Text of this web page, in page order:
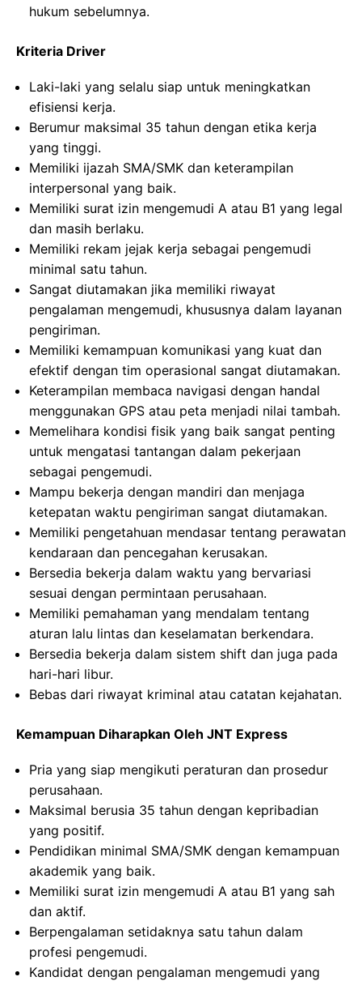
hukum sebelumnya.
Kriteria Driver
Laki-laki yang selalu siap untuk meningkatkan
efisiensi kerja.
Berumur maksimal 35 tahun dengan etika kerja
yang tinggi.
Memiliki ijazah SMA/SMK dan keterampilan
interpersonal yang baik.
Memiliki surat izin mengemudi A atau B1 yang legal
dan masih berlaku.
Memiliki rekam jejak kerja sebagai pengemudi
minimal satu tahun.
Sangat diutamakan jika memiliki riwayat
pengalaman mengemudi, khususnya dalam layanan
pengiriman.
Memiliki kemampuan komunikasi yang kuat dan
efektif dengan tim operasional sangat diutamakan.
Keterampilan membaca navigasi dengan handal
menggunakan GPS atau peta menjadi nilai tambah.
Memelihara kondisi fisik yang baik sangat penting
untuk mengatasi tantangan dalam pekerjaan
sebagai pengemudi.
Mampu bekerja dengan mandiri dan menjaga
ketepatan waktu pengiriman sangat diutamakan.
Memiliki pengetahuan mendasar tentang perawatan
kendaraan dan pencegahan kerusakan.
Bersedia bekerja dalam waktu yang bervariasi
sesuai dengan permintaan perusahaan.
Memiliki pemahaman yang mendalam tentang
aturan lalu lintas dan keselamatan berkendara.
Bersedia bekerja dalam sistem shift dan juga pada
hari-hari libur.
Bebas dari riwayat kriminal atau catatan kejahatan.
Kemampuan Diharapkan Oleh JNT Express
Pria yang siap mengikuti peraturan dan prosedur
perusahaan.
Maksimal berusia 35 tahun dengan kepribadian
yang positif.
Pendidikan minimal SMA/SMK dengan kemampuan
akademik yang baik.
Memiliki surat izin mengemudi A atau B1 yang sah
dan aktif.
Berpengalaman setidaknya satu tahun dalam
profesi pengemudi.
Kandidat dengan pengalaman mengemudi yang